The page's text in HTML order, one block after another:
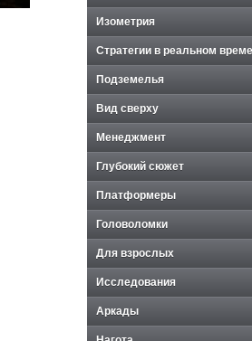
Изометрия
Стратегии в реальном
Подземелья
Вид сверху
Менеджмент
Глубокий сюжет
Платформеры
Головоломки
Для взрослых
Исследования
Аркады